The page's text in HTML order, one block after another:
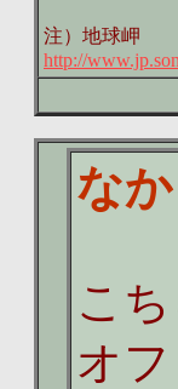
注）地球岬
http://
なか
こ
オ